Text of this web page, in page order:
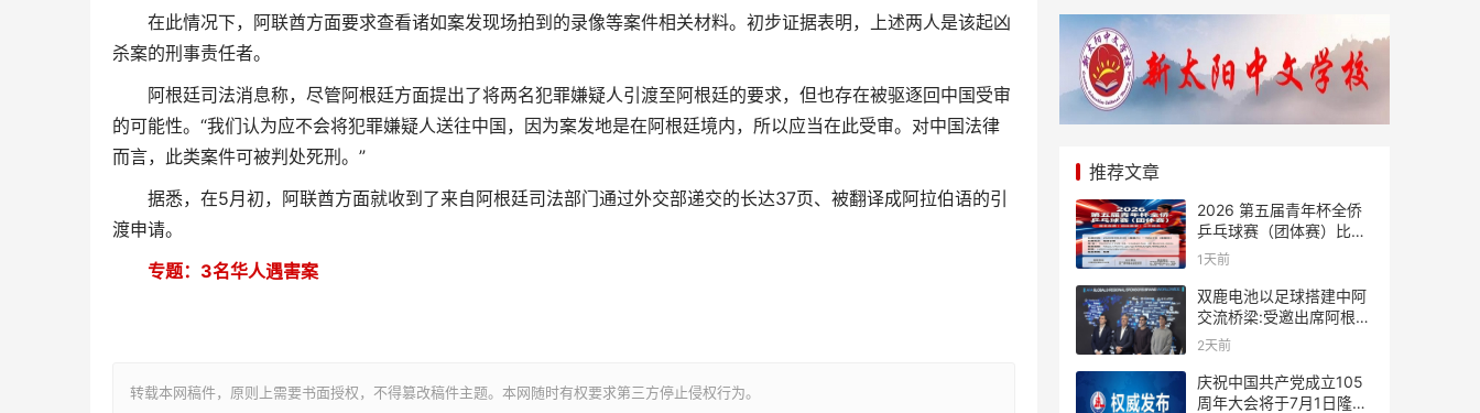
在此情况下，阿联酋方面要求查看诸如案发现场拍到的录像等案件相关材料。初步证据表明，上述两人是该起凶
杀案的刑事责任者。
阿根廷司法消息称，尽管阿根廷方面提出了将两名犯罪嫌疑人引渡至阿根廷的要求，但也存在被驱逐回中国受审
的可能性。“我们认为应不会将犯罪嫌疑人送往中国，因为案发地是在阿根廷境内，所以应当在此受审。对中国法律
而言，此类案件可被判处死刑。”
据悉，在5月初，阿联酋方面就收到了来自阿根廷司法部门通过外交部递交的长达37页、被翻译成阿拉伯语的引
渡申请。
专题：3名华人遇害案
转载本网稿件，原则上需要书面授权，不得篡改稿件主题。本网随时有权要求第三方停止侵权行为。
推荐文章
2026 第五届青年杯全侨
乒乓球赛（团体赛）比赛
规则
1天前
双鹿电池以足球搭建中阿
交流桥梁:受邀出席阿根廷
足协赞助商招待会！
2天前
庆祝中国共产党成立105
周年大会将于7月1日隆重